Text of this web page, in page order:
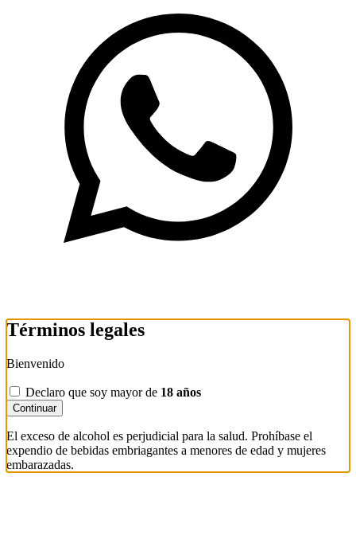
Términos legales
Bienvenido
Declaro que soy mayor de 18 años
Continuar
El exceso de alcohol es perjudicial para la salud. Prohíbase el
expendio de bebidas embriagantes a menores de edad y mujeres
embarazadas.